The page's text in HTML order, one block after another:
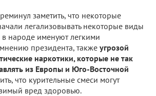
заметить, что некоторые
легализовывать некоторые виды
в народе именуют легкими
президента, также угрозой
наркотики, которые не так
из Европы и Юго-Восточной
что курительные смеси могут
вред здоровью.